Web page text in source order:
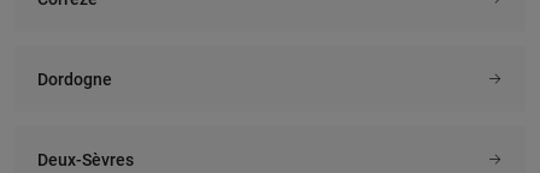
Dordogne
Deux-Sèvres